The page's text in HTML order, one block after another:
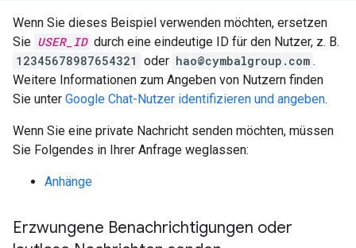
Wenn Sie dieses Beispiel verwenden möchten, ersetzen
Sie USER_ID durch eine eindeutige ID für den Nutzer, z. B.
12345678987654321 oder hao@cymbalgroup.com .
Weitere Informationen zum Angeben von Nutzern finden
Sie unter Google Chat-Nutzer identifizieren und angeben.
Wenn Sie eine private Nachricht senden möchten, müssen
Sie Folgendes in Ihrer Anfrage weglassen:
Anhänge
Erzwungene Benachrichtigungen oder